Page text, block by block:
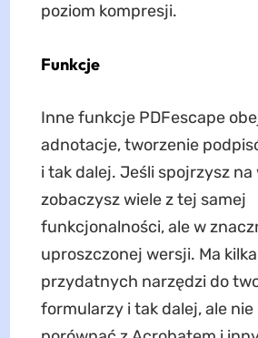
poziom kompresji.
Funkcje
Inne funkcje PDFescape
adnotacje, tworzenie
i tak dalej. Jeśli spojrzysz na
zobaczysz wiele z tej samej
funkcjonalności, ale w
uproszczonej wersji. Ma
przydatnych narzędzi do
formularzy i tak dalej, ale nie